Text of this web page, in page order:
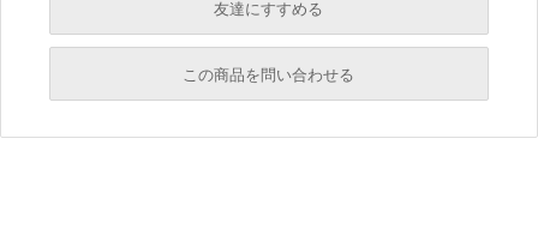
友達にすすめる
必須
この商品を問い合わせる